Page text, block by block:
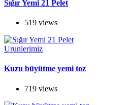
Sığır Yemi 21 Pelet
519 views
Urunlerimiz
Kuzu büyütme yemi toz
719 views